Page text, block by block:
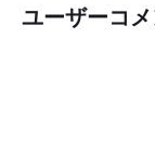
ユーザーコ